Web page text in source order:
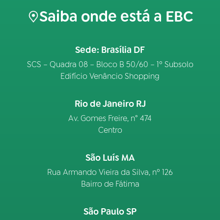
Saiba onde está a EBC
Sede: Brasília DF
SCS – Quadra 08 – Bloco B 50/60 – 1º Subsolo
Edifício Venâncio Shopping
Rio de Janeiro RJ
Av. Gomes Freire, n° 474
Centro
São Luís MA
Rua Armando Vieira da Silva, nº 126
Bairro de Fátima
São Paulo SP